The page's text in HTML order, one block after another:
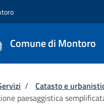
Comune di Montoro
di pane
/ Catasto e
paesaggistica